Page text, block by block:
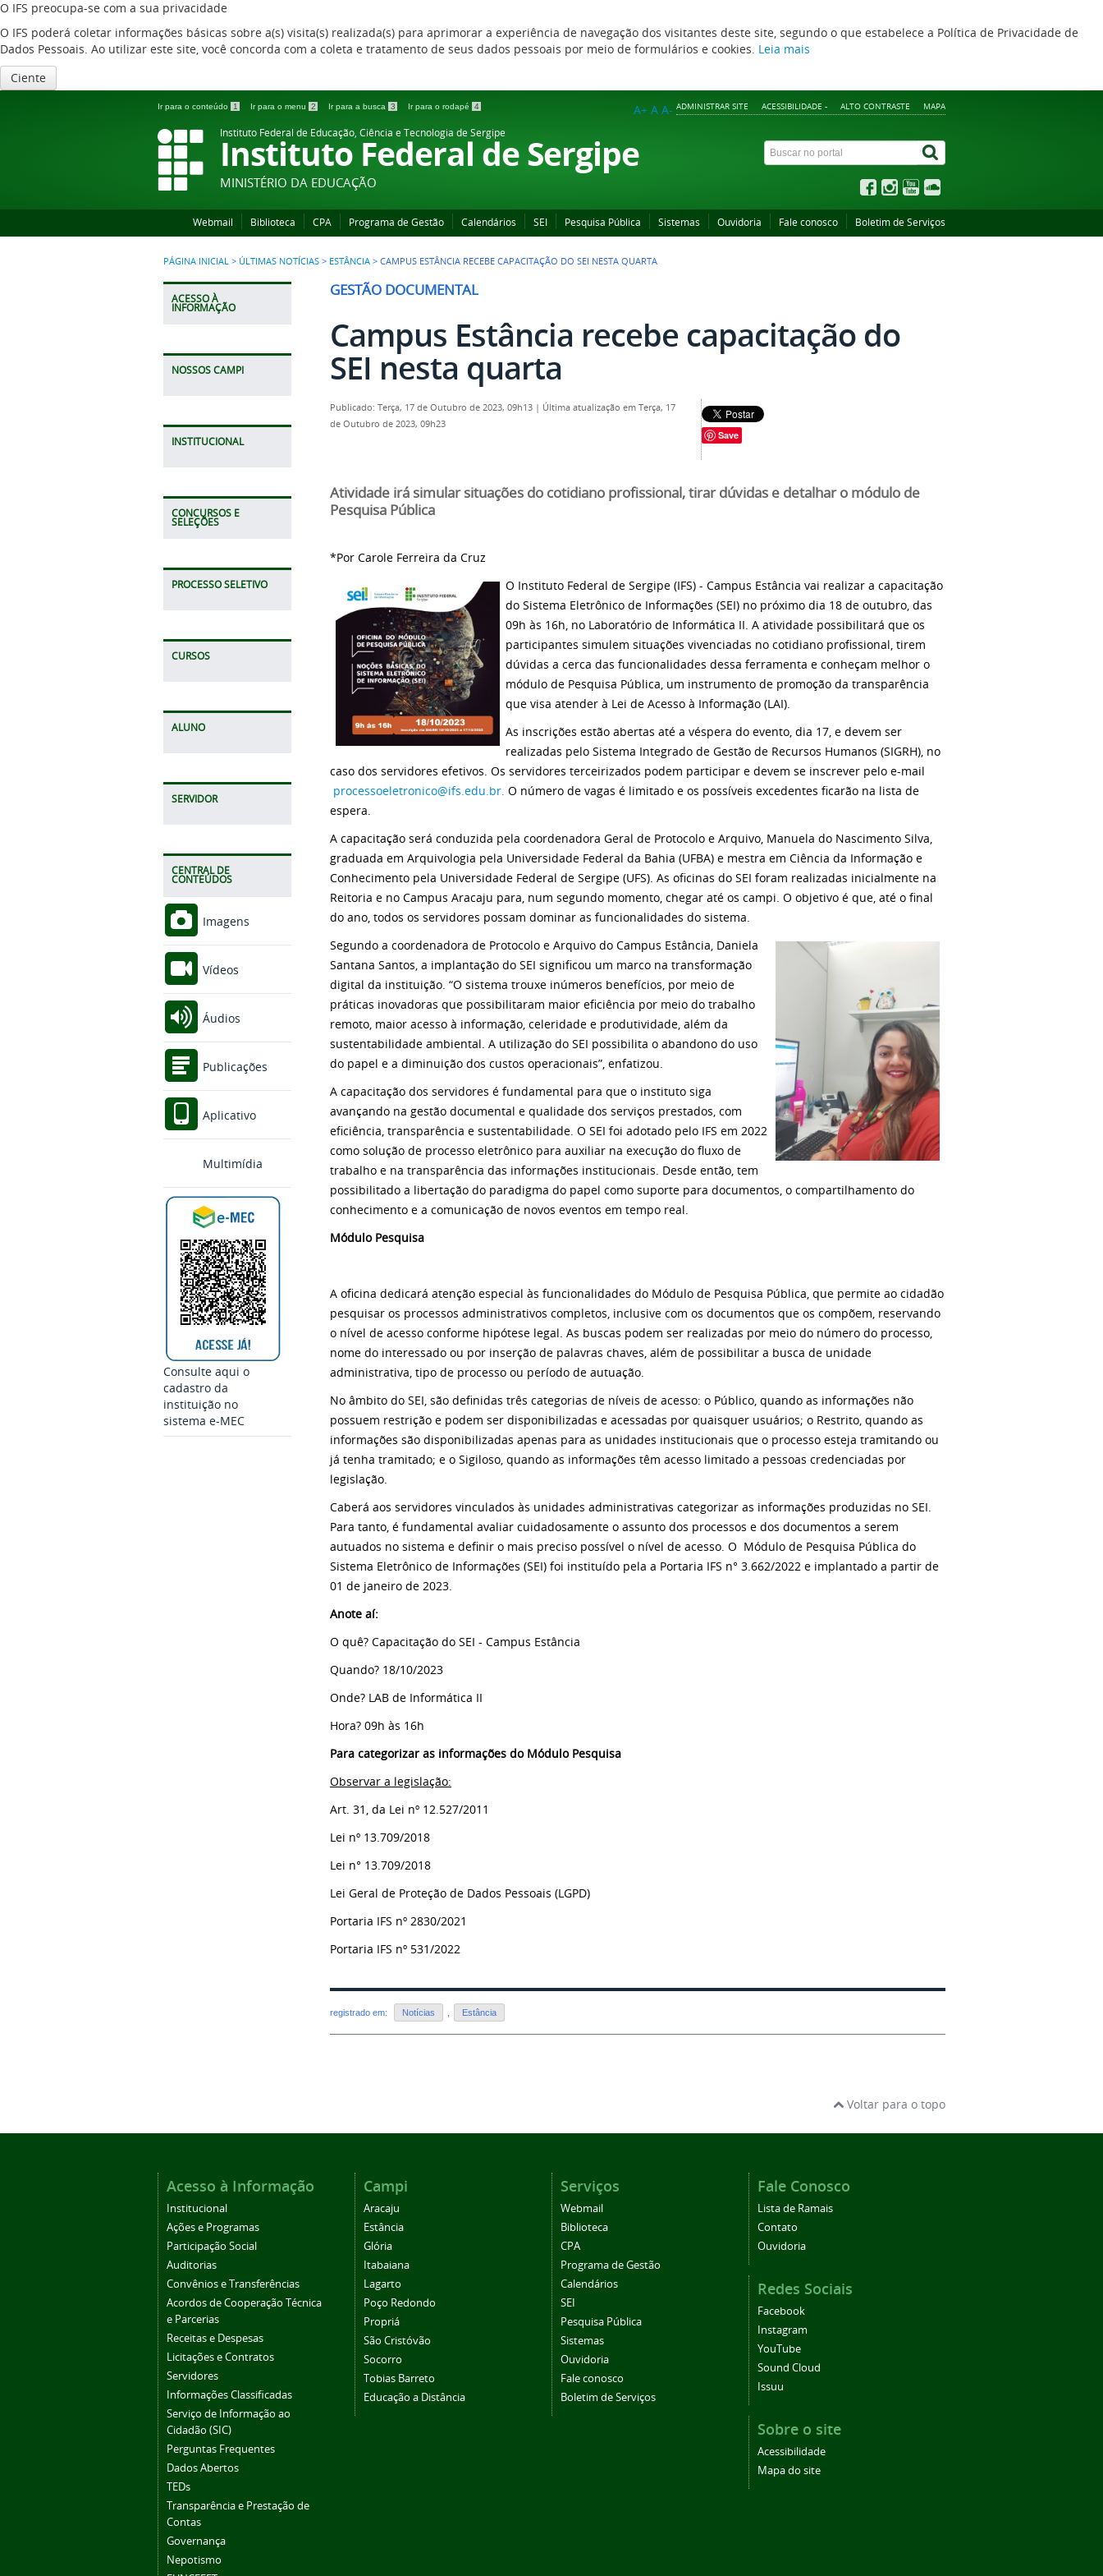
O IFS preocupa-se com a sua privacidade
O IFS poderá coletar informações básicas sobre a(s) visita(s) realizada(s) para aprimorar a experiência de navegação dos visitantes deste site, segundo o que estabelece a Política de Privacidade de
Dados Pessoais. Ao utilizar este site, você concorda com a coleta e tratamento de seus dados pessoais por meio de formulários e cookies. Leia mais
Ciente
Ir para o conteúdo 1 Ir para o menu 2 Ir para a busca 3 Ir para o rodapé 4 ADMINISTRAR SITE ACESSIBILIDADE - ALTO CONTRASTE MAPA
A+ A A-
Instituto Federal de Educação, Ciência e Tecnologia de Sergipe
Instituto Federal de Sergipe
MINISTÉRIO DA EDUCAÇÃO
Webmail Biblioteca CPA Programa de Gestão Calendários SEI Pesquisa Pública Sistemas Ouvidoria Fale conosco Boletim de Serviços
PÁGINA INICIAL > ÚLTIMAS NOTÍCIAS > ESTÂNCIA > CAMPUS ESTÂNCIA RECEBE CAPACITAÇÃO DO SEI NESTA QUARTA
ACESSO À
INFORMAÇÃO
NOSSOS CAMPI
INSTITUCIONAL
CONCURSOS E
SELEÇÕES
PROCESSO SELETIVO
CURSOS
ALUNO
SERVIDOR
CENTRAL DE
CONTEÚDOS
Imagens
Vídeos
Áudios
Publicações
Aplicativo
Multimídia
Consulte aqui o
cadastro da
instituição no
sistema e-MEC
GESTÃO DOCUMENTAL
Campus Estância recebe capacitação do
SEI nesta quarta
Publicado: Terça, 17 de Outubro de 2023, 09h13 | Última atualização em Terça, 17
de Outubro de 2023, 09h23
Save
Atividade irá simular situações do cotidiano profissional, tirar dúvidas e detalhar o módulo de
Pesquisa Pública
*Por Carole Ferreira da Cruz
O Instituto Federal de Sergipe (IFS) - Campus Estância vai realizar a capacitação
do Sistema Eletrônico de Informações (SEI) no próximo dia 18 de outubro, das
09h às 16h, no Laboratório de Informática II. A atividade possibilitará que os
participantes simulem situações vivenciadas no cotidiano profissional, tirem
dúvidas a cerca das funcionalidades dessa ferramenta e conheçam melhor o
módulo de Pesquisa Pública, um instrumento de promoção da transparência
que visa atender à Lei de Acesso à Informação (LAI).
As inscrições estão abertas até a véspera do evento, dia 17, e devem ser
realizadas pelo Sistema Integrado de Gestão de Recursos Humanos (SIGRH), no
caso dos servidores efetivos. Os servidores terceirizados podem participar e devem se inscrever pelo e-mail
processoeletronico@ifs.edu.br. O número de vagas é limitado e os possíveis excedentes ficarão na lista de
espera.
A capacitação será conduzida pela coordenadora Geral de Protocolo e Arquivo, Manuela do Nascimento Silva,
graduada em Arquivologia pela Universidade Federal da Bahia (UFBA) e mestra em Ciência da Informação e
Conhecimento pela Universidade Federal de Sergipe (UFS). As oficinas do SEI foram realizadas inicialmente na
Reitoria e no Campus Aracaju para, num segundo momento, chegar até os campi. O objetivo é que, até o final
do ano, todos os servidores possam dominar as funcionalidades do sistema.
Segundo a coordenadora de Protocolo e Arquivo do Campus Estância, Daniela
Santana Santos, a implantação do SEI significou um marco na transformação
digital da instituição. “O sistema trouxe inúmeros benefícios, por meio de
práticas inovadoras que possibilitaram maior eficiência por meio do trabalho
remoto, maior acesso à informação, celeridade e produtividade, além da
sustentabilidade ambiental. A utilização do SEI possibilita o abandono do uso
do papel e a diminuição dos custos operacionais”, enfatizou.
A capacitação dos servidores é fundamental para que o instituto siga
avançando na gestão documental e qualidade dos serviços prestados, com
eficiência, transparência e sustentabilidade. O SEI foi adotado pelo IFS em 2022
como solução de processo eletrônico para auxiliar na execução do fluxo de
trabalho e na transparência das informações institucionais. Desde então, tem
possibilitado a libertação do paradigma do papel como suporte para documentos, o compartilhamento do
conhecimento e a comunicação de novos eventos em tempo real.
Módulo Pesquisa
A oficina dedicará atenção especial às funcionalidades do Módulo de Pesquisa Pública, que permite ao cidadão
pesquisar os processos administrativos completos, inclusive com os documentos que os compõem, reservando
o nível de acesso conforme hipótese legal. As buscas podem ser realizadas por meio do número do processo,
nome do interessado ou por inserção de palavras chaves, além de possibilitar a busca de unidade
administrativa, tipo de processo ou período de autuação.
No âmbito do SEI, são definidas três categorias de níveis de acesso: o Público, quando as informações não
possuem restrição e podem ser disponibilizadas e acessadas por quaisquer usuários; o Restrito, quando as
informações são disponibilizadas apenas para as unidades institucionais que o processo esteja tramitando ou
já tenha tramitado; e o Sigiloso, quando as informações têm acesso limitado a pessoas credenciadas por
legislação.
Caberá aos servidores vinculados às unidades administrativas categorizar as informações produzidas no SEI.
Para tanto, é fundamental avaliar cuidadosamente o assunto dos processos e dos documentos a serem
autuados no sistema e definir o mais preciso possível o nível de acesso. O Módulo de Pesquisa Pública do
Sistema Eletrônico de Informações (SEI) foi instituído pela a Portaria IFS n° 3.662/2022 e implantado a partir de
01 de janeiro de 2023.
Anote aí:
O quê? Capacitação do SEI - Campus Estância
Quando? 18/10/2023
Onde? LAB de Informática II
Hora? 09h às 16h
Para categorizar as informações do Módulo Pesquisa
Observar a legislação:
Art. 31, da Lei nº 12.527/2011
Lei nº 13.709/2018
Lei n° 13.709/2018
Lei Geral de Proteção de Dados Pessoais (LGPD)
Portaria IFS nº 2830/2021
Portaria IFS nº 531/2022
registrado em: Notícias Estância
Voltar para o topo
Acesso à Informação
Institucional
Ações e Programas
Participação Social
Auditorias
Convênios e Transferências
Acordos de Cooperação Técnica
e Parcerias
Receitas e Despesas
Licitações e Contratos
Servidores
Informações Classificadas
Serviço de Informação ao
Cidadão (SIC)
Perguntas Frequentes
Dados Abertos
TEDs
Transparência e Prestação de
Contas
Governança
Nepotismo
Campi
Aracaju
Estância
Glória
Itabaiana
Lagarto
Poço Redondo
Propriá
São Cristóvão
Socorro
Tobias Barreto
Educação a Distância
Serviços
Webmail
Biblioteca
CPA
Programa de Gestão
Calendários
SEI
Pesquisa Pública
Sistemas
Ouvidoria
Fale conosco
Boletim de Serviços
Fale Conosco
Lista de Ramais
Contato
Ouvidoria
Redes Sociais
Facebook
Instagram
YouTube
Sound Cloud
Issuu
Sobre o site
Acessibilidade
Mapa do site